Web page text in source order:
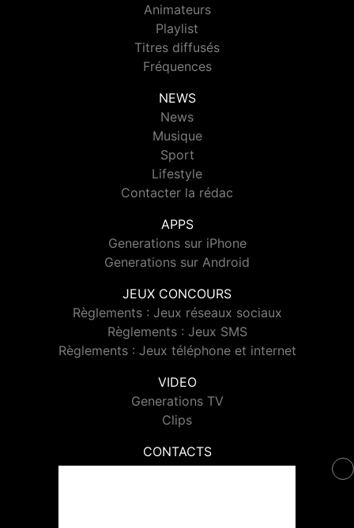
Animateurs
Playlist
Titres diffusés
Fréquences
NEWS
News
Musique
Sport
Lifestyle
Contacter la rédac
APPS
Generations sur iPhone
Generations sur Android
JEUX CONCOURS
Règlements : Jeux réseaux sociaux
Règlements : Jeux SMS
Règlements : Jeux téléphone et internet
VIDEO
Generations TV
Clips
CONTACTS
Contacter Generations